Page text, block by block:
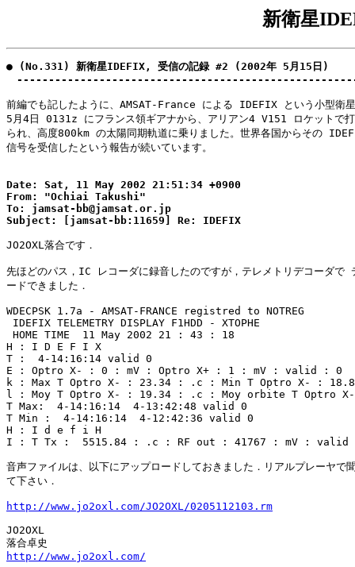
新衛星
● (No.331) 新衛星IDEFIX, 受信の記録 #2 (2002年 5月15日)
前編でも記したように、AMSAT-France による IDEFIX という小型衛
5月4日 0131z にフランス領ギアナから、アリアン4 V151 ロケットで
られ、高度800km の太陽同期軌道に乗りました。世界各国からその
信号を受信したという報告が続いています。
Date: Sat, 11 May 2002 21:51:34 +0900
From: "Ochiai Takushi"
To: jamsat-bb@jamsat.or.jp
JO2OXL落合です．
先ほどのパス，IC レコーダに録音したのですが，テレメトリデコーダで
ードできました．
WDECPSK 1.7a - AMSAT-FRANCE registred to NOTREG
IDEFIX TELEMETRY DISPLAY F1HDD - XTOPHE
HOME TIME  11 May 2002 21 : 43 : 18
H : I D E F I X
T :  4-14:16:14 valid 0
E : Optro X- : 0 : mV : Optro X+ : 1 : mV : valid : 0
k : Max T Optro X- : 23.34 : .c : Min T Optro X- :
l : Moy T Optro X- : 19.34 : .c : Moy orbite T
T Max:  4-14:16:14  4-13:42:48 valid 0
T Min :  4-14:16:14  4-12:42:36 valid 0
H : I d e f i H
I : T Tx :  5515.84 : .c : RF out : 41767 : mV : valid
音声ファイルは、以下にアップロードしておきました．リアルプレーヤで
て下さい．
http://www.jo2oxl.com/JO2OXL/0205112103.rm
JO2OXL
http://www.jo2oxl.com/